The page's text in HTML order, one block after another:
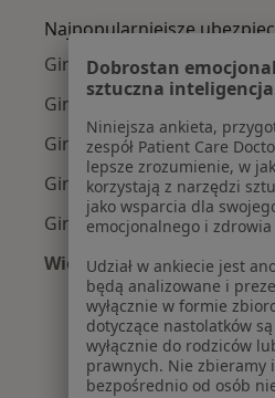
Najpopularniejsze
Ginekolodzy z TU Zdrowie
Ginekolodzy z Medicover w
Ginekolodzy z Allianz w
Ginekolodzy z POLMED w
Ginekolodzy z NFZ w
Więcej (5)
Więcej w kategorii:
Dobrostan
sztuczna inteligencja
Niniejsza ankieta,
zespół Patient Care
lepsze zrozumienie, w
korzystają z narzędzi
jako wsparcia dla
emocjonalnego i
Udział w ankiecie jest
będą analizowane i
wyłącznie w formie
dotyczące nastolatków
wyłącznie do rodziców
prawnych. Nie zbieramy
bezpośrednio od osób